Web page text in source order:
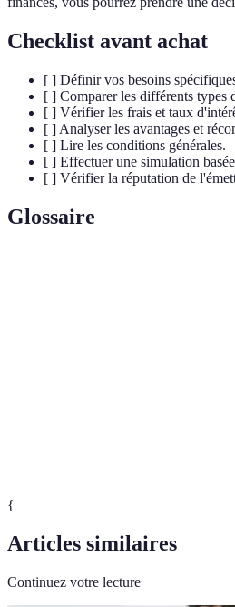
Checklist avant achat
[ ] Définir vos besoins
[ ] Comparer les différents types
[ ] Vérifier les frais et taux
[ ] Analyser les avantages et
[ ] Lire les conditions générales.
[ ] Effectuer une simulation
[ ] Vérifier la réputation de
Glossaire
{
Articles similaires
Continuez votre lecture